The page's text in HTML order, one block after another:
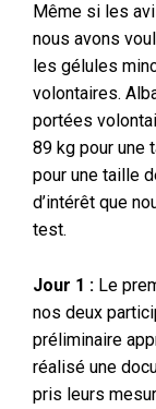
Même si les
nous avons
les gélules
volontaires.
portées
89 kg pour une
pour une taille
d’intérêt que
test.
Jour 1 : Le
nos deux
préliminaire
réalisé une
pris leurs